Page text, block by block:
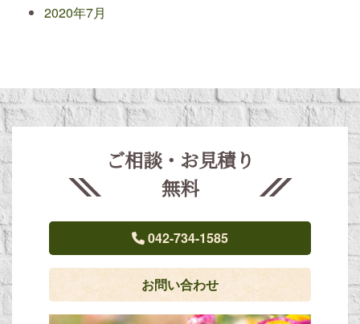
2020年7月
ご相談・お見積り
無料
042-734-1585
お問い合わせ